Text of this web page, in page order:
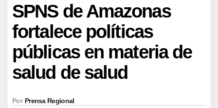
SPNS de Amazonas
fortalece políticas
públicas en materia de
salud de salud
Por Prensa Regional